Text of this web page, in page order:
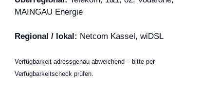
MAINGAU Energie
Regional / lokal: Netcom Kassel, wiDSL
Verfügbarkeit adressgenau abweichend – bitte per
Verfügbarkeitscheck prüfen.